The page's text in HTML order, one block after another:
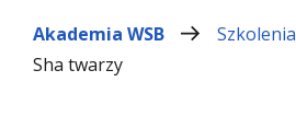
Akademia WSB Szkolenia
Sha twarzy